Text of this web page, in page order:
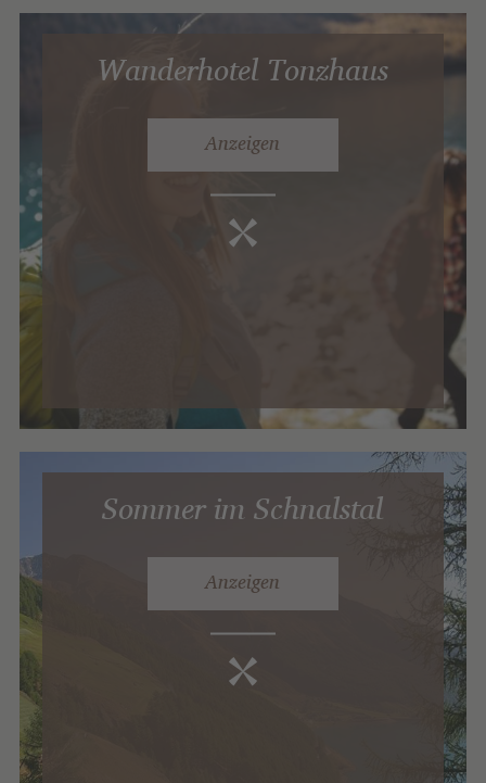
Wanderhotel Tonzhaus
Anzeigen
Sommer im Schnalstal
Anzeigen